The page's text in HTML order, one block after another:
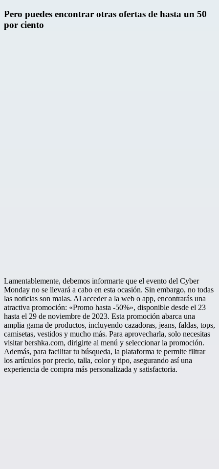
Pero puedes encontrar otras ofertas de hasta un 50
por ciento
Lamentablemente, debemos informarte que el evento del Cyber
Monday no se llevará a cabo en esta ocasión. Sin embargo, no todas
las noticias son malas. Al acceder a la web o app, encontrarás una
atractiva promoción: «Promo hasta -50%», disponible desde el 23
hasta el 29 de noviembre de 2023. Esta promoción abarca una
amplia gama de productos, incluyendo cazadoras, jeans, faldas, tops,
camisetas, vestidos y mucho más. Para aprovecharla, solo necesitas
visitar bershka.com, dirigirte al menú y seleccionar la promoción.
Además, para facilitar tu búsqueda, la plataforma te permite filtrar
los artículos por precio, talla, color y tipo, asegurando así una
experiencia de compra más personalizada y satisfactoria.